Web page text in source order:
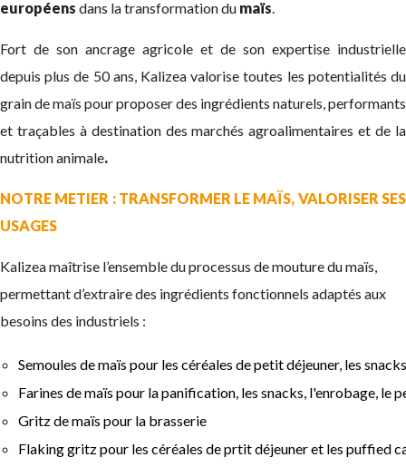
européens dans la transformation du maïs.
Fort de son ancrage agricole et de son expertise industrielle
depuis plus de 50 ans, Kalizea valorise toutes les potentialités du
grain de maïs pour proposer des ingrédients naturels, performants
et traçables à destination des marchés agroalimentaires et de la
nutrition animale.
NOTRE METIER : TRANSFORMER LE MAÏS, VALORISER SES
USAGES
Kalizea maîtrise l’ensemble du processus de mouture du maïs,
permettant d’extraire des ingrédients fonctionnels adaptés aux
besoins des industriels :
Semoules de maïs pour les céréales de petit déjeuner, les
Farines de maïs pour la panification, les snacks, l'enrobage, le
Gritz de maïs pour la brasserie
Flaking gritz pour les céréales de prtit déjeuner et les puffied